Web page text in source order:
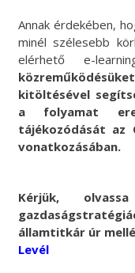
Annak érdekében,
minél szélesebb
elérhető e-
kitöltésével
a folyamat
tájékozódását
vonatkozásában.
Kérjük,
államtitkár úr
Levél